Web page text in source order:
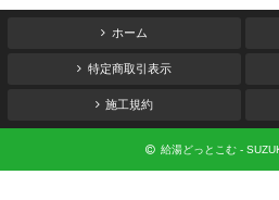
ホーム
特定商取引表示
施工規約
給湯どっとこむ -